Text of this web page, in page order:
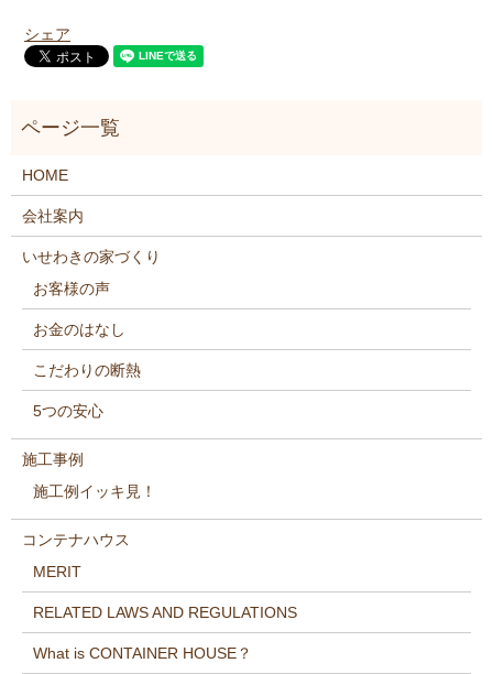
シェア
HOME
会社案内
いせわきの家づくり
お客様の声
お金のはなし
こだわりの断熱
5つの安心
施工事例
施工例イッキ見！
コンテナハウス
MERIT
RELATED LAWS AND REGULATIONS
What is CONTAINER HOUSE？